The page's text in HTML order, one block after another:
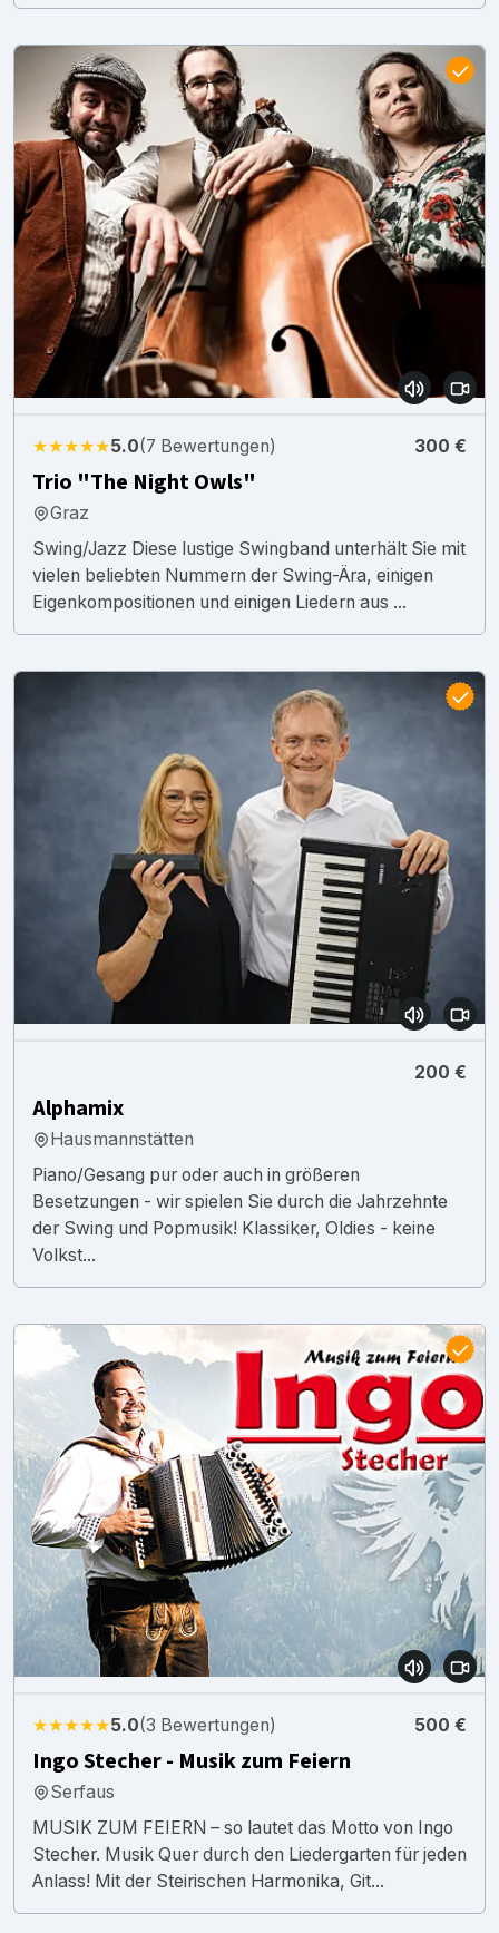
★★★★★5.0(7 Bewertungen) 300 €
Trio "The Night Owls"
Graz
Swing/Jazz Diese lustige Swingband unterhält Sie mit
vielen beliebten Nummern der Swing-Ära, einigen
Eigenkompositionen und einigen Liedern aus ...
200 €
Alphamix
Hausmannstätten
Piano/Gesang pur oder auch in größeren
Besetzungen - wir spielen Sie durch die Jahrzehnte
der Swing und Popmusik! Klassiker, Oldies - keine
Volkst...
★★★★★5.0(3 Bewertungen) 500 €
Ingo Stecher - Musik zum Feiern
Serfaus
MUSIK ZUM FEIERN – so lautet das Motto von Ingo
Stecher. Musik Quer durch den Liedergarten für jeden
Anlass! Mit der Steirischen Harmonika, Git...